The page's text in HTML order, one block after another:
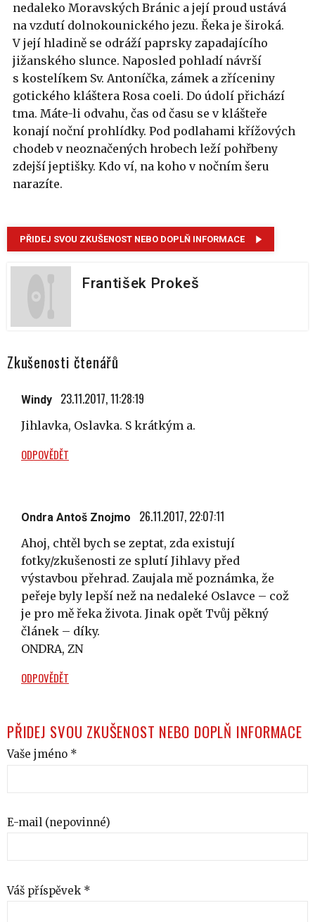
nedaleko Moravských Bránic a její proud ustává
na vzdutí dolnokounického jezu. Řeka je široká.
V její hladině se odráží paprsky zapadajícího
jižanského slunce. Naposled pohladí návrší
s kostelíkem Sv. Antoníčka, zámek a zříceniny
gotického kláštera Rosa coeli. Do údolí přichází
tma. Máte-li odvahu, čas od času se v klášteře
konají noční prohlídky. Pod podlahami křížových
chodeb v neoznačených hrobech leží pohřbeny
zdejší jeptišky. Kdo ví, na koho v nočním šeru
narazíte.
PŘIDEJ SVOU ZKUŠENOST NEBO DOPLŇ INFORMACE
František Prokeš
Zkušenosti čtenářů
Windy 23.11.2017, 11:28:19
Jihlavka, Oslavka. S krátkým a.
ODPOVĚDĚT
Ondra Antoš Znojmo 26.11.2017, 22:07:11
Ahoj, chtěl bych se zeptat, zda existují
fotky/zkušenosti ze splutí Jihlavy před
výstavbou přehrad. Zaujala mě poznámka, že
peřeje byly lepší než na nedaleké Oslavce – což
je pro mě řeka života. Jinak opět Tvůj pěkný
článek – díky.
ONDRA, ZN
ODPOVĚDĚT
PŘIDEJ SVOU ZKUŠENOST NEBO DOPLŇ INFORMACE
Vaše jméno *
E-mail (nepovinné)
Váš příspěvek *